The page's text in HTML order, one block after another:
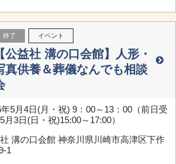
終了 イベント
【公益社 溝の口会館】人形・
真供養＆葬儀なんでも相談
年5月4日(月・祝) 9：00～13：00（前日受
月3日(日・祝)15:00～17:00）
溝の口会館 神奈川県川崎市高津区下作
1